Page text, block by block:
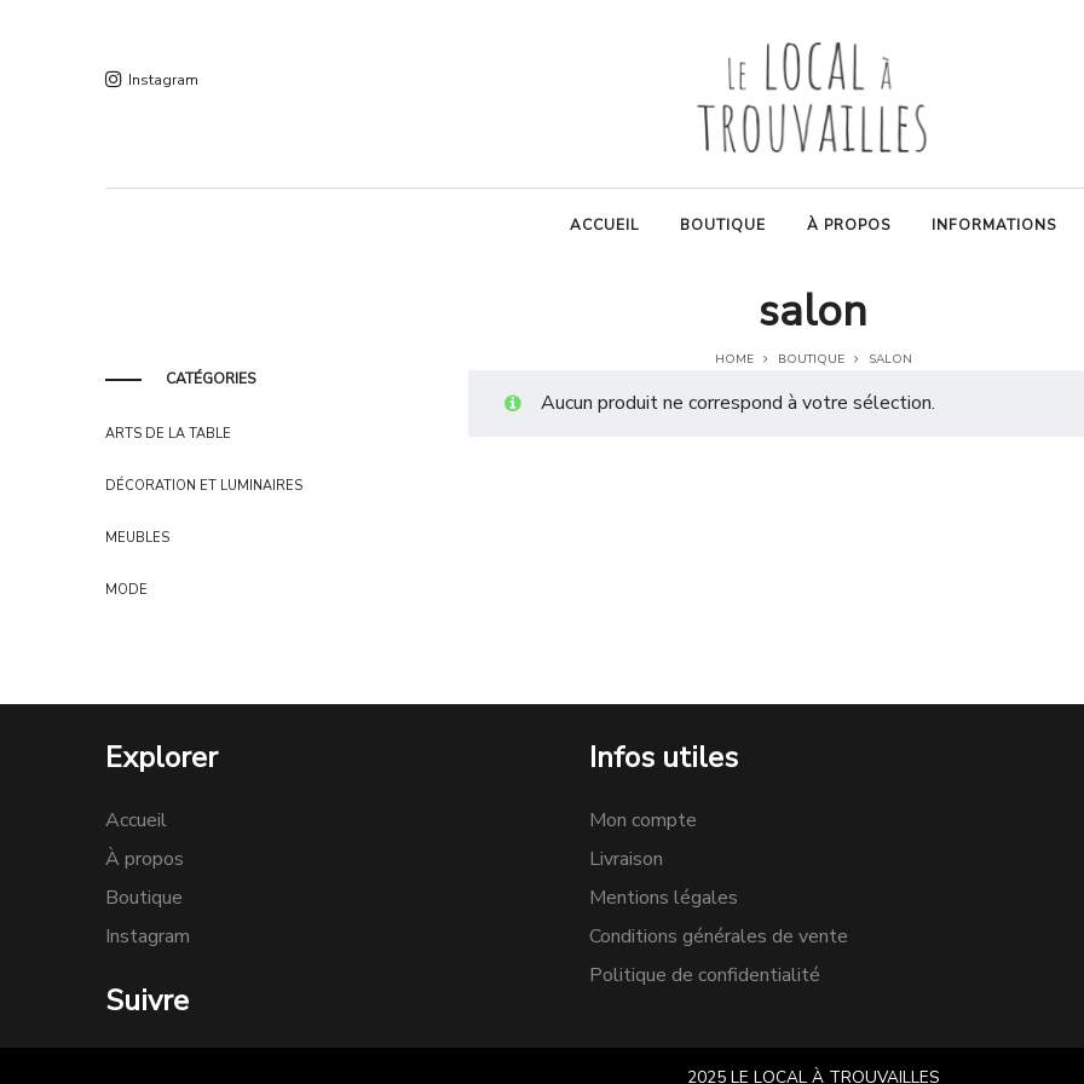
Instagram
ACCUEIL BOUTIQUE À PROPOS INFORMATIONS
salon
HOME BOUTIQUE SALON
Aucun produit ne correspond à votre sélection.
CATÉGORIES
ARTS DE LA TABLE
DÉCORATION ET LUMINAIRES
MEUBLES
MODE
Explorer
Accueil
À propos
Boutique
Instagram
Suivre
Infos utiles
Mon compte
Livraison
Mentions légales
Conditions générales de vente
Politique de confidentialité
2025 LE LOCAL À TROUVAILLES